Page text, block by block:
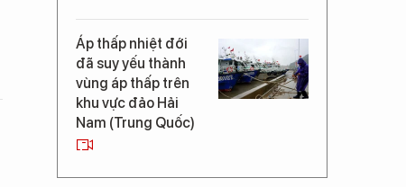
Áp thấp nhiệt đới
đã suy yếu thành
vùng áp thấp trên
khu vực đảo Hải
Nam (Trung Quốc)